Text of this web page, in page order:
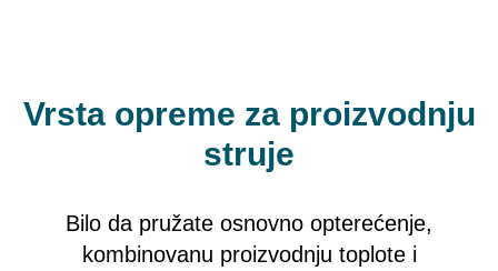
Vrsta opreme za proizvodnju
struje
Bilo da pružate osnovno opterećenje,
kombinovanu proizvodnju toplote i